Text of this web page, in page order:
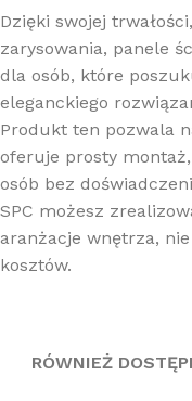
Dzięki swojej
zarysowania, panele
dla osób, które
eleganckiego
Produkt ten pozwala
oferuje prosty
osób bez
SPC możesz
aranżacje wnętrza,
kosztów.
RÓWNIEŻ